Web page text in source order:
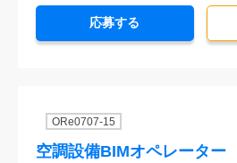
応募する
ORe0707-15
空調設備BIMオペレーター